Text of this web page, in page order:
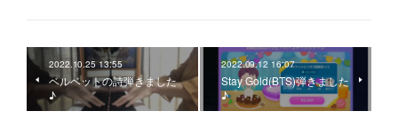
2022.10.25 13:55
ベルベットの詩弾きました
♪
2022.09.12 16:07
Stay Gold(BTS)弾きました
♪